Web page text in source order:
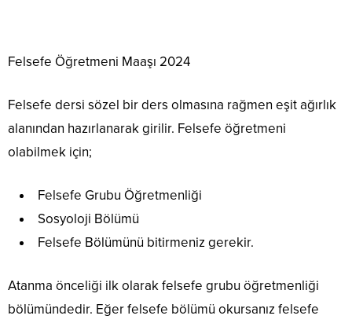
Felsefe Öğretmeni Maaşı 2024
Felsefe dersi sözel bir ders olmasına rağmen eşit ağırlık
alanından hazırlanarak girilir. Felsefe öğretmeni
olabilmek için;
Felsefe Grubu Öğretmenliği
Sosyoloji Bölümü
Felsefe Bölümünü bitirmeniz gerekir.
Atanma önceliği ilk olarak felsefe grubu öğretmenliği
bölümündedir. Eğer felsefe bölümü okursanız felsefe